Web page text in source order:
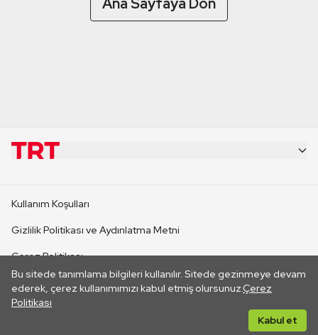
Bu sitede tanımlama bilgileri kullanılır. Sitede gezinmeye devam
ederek, çerez kullanımımızı kabul etmiş olursunuz.Çerez
Politikası
Kabul et
CANLI YAYINLAR
Kullanım Koşulları
Gizlilik Politikası ve Aydınlatma Metni
Çerez Politikası
İletişim
Her hakkı saklıdır. ©2026 TRT. Bağlantı yoluyla gidilen dış